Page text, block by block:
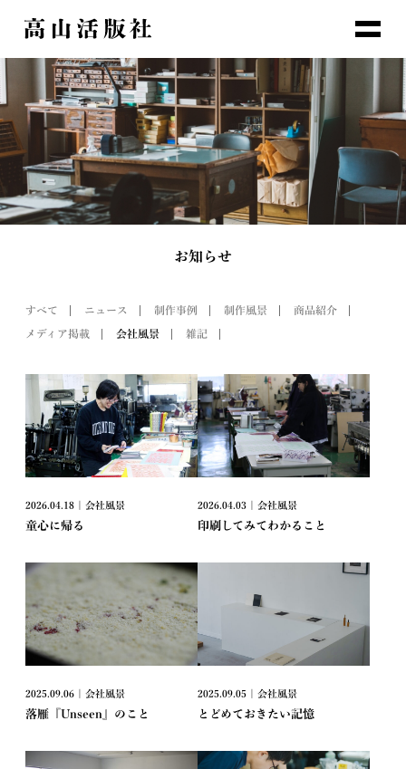
お知らせ
すべて ニュース 制作事例 制作風景 商品紹介
メディア掲載 会社風景 雑記
2026.04.18 | 会社風景
童心に帰る
2026.04.03 | 会社風景
印刷してみてわかること
2025.09.06 | 会社風景
落雁『Unseen』のこと
2025.09.05 | 会社風景
とどめておきたい記憶